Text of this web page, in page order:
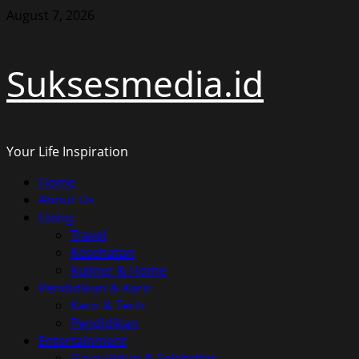
Skip
August 7, 2026
Suksesmedia.id
Your Life Inspiration
Primary
Menu
Home
About Us
Living
Travel
Kesehatan
Kuliner & Home
Pendidikan & Karir
Karir & Tech
Pendidikan
Entertainment